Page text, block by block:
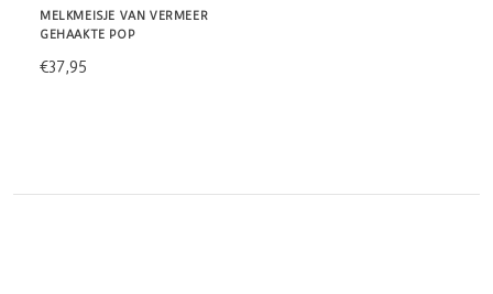
MELKMEISJE VAN VERMEER
GEHAAKTE POP
€37,95